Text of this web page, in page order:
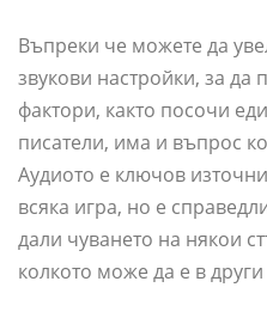
Въпреки че можете да
звукови настройки, за да
фактори, както посочи
писатели, има и въпрос
Аудиото е ключов
всяка игра, но е
дали чуването на някои
колкото може да е в